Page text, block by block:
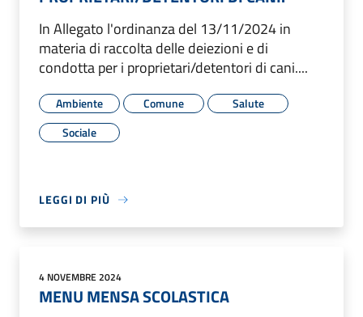
In Allegato l'ordinanza del 13/11/2024 in
materia di raccolta delle deiezioni e di
condotta per i proprietari/detentori di cani....
Ambiente Comune
Salute
Sociale
LEGGI DI PIÙ
4 NOVEMBRE 2024
MENU MENSA SCOLASTICA